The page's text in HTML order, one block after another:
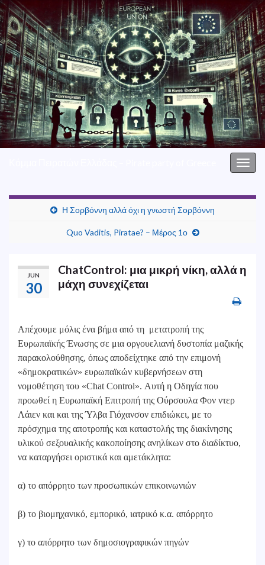
Η Σορβόννη αλλά όχι η γνωστή Σορβόννη
Quo Vaditis, Piratae? – Μέρος 1ο
JUN
30
ChatControl: μια μικρή νίκη, αλλά η
μάχη συνεχίζεται
Απέχουμε μόλις ένα βήμα από τη μετατροπή της
Ευρωπαϊκής Ένωσης σε μια οργουελιανή δυστοπία μαζικής
παρακολούθησης, όπως αποδείχτηκε από την επιμονή
«δημοκρατικών» ευρωπαϊκών κυβερνήσεων στη
νομοθέτηση του «Chat Control». Αυτή η Οδηγία που
προωθεί η Ευρωπαϊκή Επιτροπή της Ούρσουλα Φον ντερ
Λάιεν και και της Ύλβα Γιόχανσον επιδιώκει, με το
πρόσχημα της αποτροπής και καταστολής της διακίνησης
υλικού σεξουαλικής κακοποίησης ανηλίκων στο διαδίκτυο,
να καταργήσει οριστικά και αμετάκλητα:
α) το απόρρητο των προσωπικών επικοινωνιών
β) το βιομηχανικό, εμπορικό, ιατρικό κ.α. απόρρητο
γ) το απόρρητο των δημοσιογραφικών πηγών